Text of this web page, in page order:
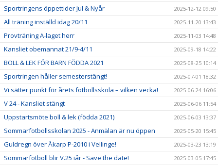
Sportringens öppettider Jul & Nyår 2025-12-12 09:50
All träning inställd idag 20/11 2025-11-20 13:43
Provträning A-laget herr 2025-11-03 14:48
Kansliet obemannat 21/9-4/11 2025-09-18 14:22
BOLL & LEK FÖR BARN FÖDDA 2021 2025-08-25 10:14
Sportringen håller semesterstängt! 2025-07-01 18:32
Vi sätter punkt för årets fotbollsskola – vilken vecka! 2025-06-24 16:06
V 24 - Kansliet stängt 2025-06-06 11:54
Uppstartsmöte boll & lek (födda 2021) 2025-06-03 13:37
Sommarfotbollsskolan 2025 - Anmälan är nu öppen 2025-05-20 15:45
Guldregn över Åkarp P-2010 i Vellinge! 2025-03-23 13:19
Sommarfotboll blir V.25 iår - Save the date! 2025-03-05 17:45